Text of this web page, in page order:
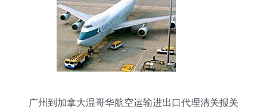
广州到加拿大温哥华航空运输进出口代理清关报关